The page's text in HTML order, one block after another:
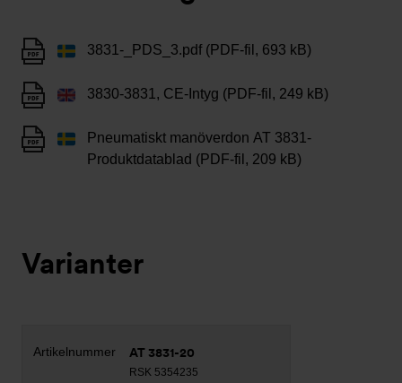
3831-_PDS_3.pdf (PDF-fil, 693 kB)
3830-3831, CE-Intyg (PDF-fil, 249 kB)
Pneumatiskt manöverdon AT 3831-
Produktdatablad (PDF-fil, 209 kB)
Varianter
AT 3831-20
RSK 5354235